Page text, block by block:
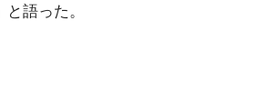
語った。